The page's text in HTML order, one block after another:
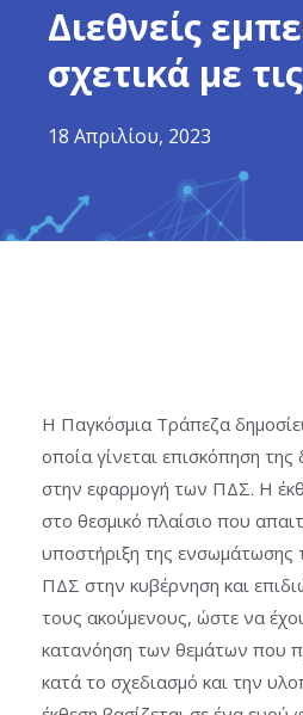
Διεθνείς
σχετικά με
18 Απριλίου, 2023
Η Παγκόσμια Τράπεζα
οποία γίνεται επισκόπηση της
στην εφαρμογή των ΠΔΣ. Η
στο θεσμικό πλαίσιο που
υποστήριξη της
ΠΔΣ στην κυβέρνηση και
τους ακούμενους, ώστε να
κατανόηση των θεμάτων που
κατά το σχεδιασμό και την